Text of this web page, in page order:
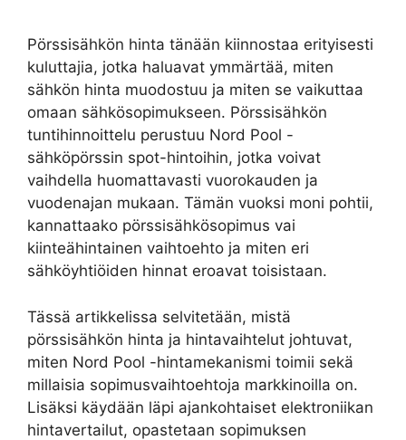
Pörssisähkön hinta tänään kiinnostaa erityisesti
kuluttajia, jotka haluavat ymmärtää, miten
sähkön hinta muodostuu ja miten se vaikuttaa
omaan sähkösopimukseen. Pörssisähkön
tuntihinnoittelu perustuu Nord Pool -
sähköpörssin spot-hintoihin, jotka voivat
vaihdella huomattavasti vuorokauden ja
vuodenajan mukaan. Tämän vuoksi moni pohtii,
kannattaako pörssisähkösopimus vai
kiinteähintainen vaihtoehto ja miten eri
sähköyhtiöiden hinnat eroavat toisistaan.
Tässä artikkelissa selvitetään, mistä
pörssisähkön hinta ja hintavaihtelut johtuvat,
miten Nord Pool -hintamekanismi toimii sekä
millaisia sopimusvaihtoehtoja markkinoilla on.
Lisäksi käydään läpi ajankohtaiset elektroniikan
hintavertailut, opastetaan sopimuksen